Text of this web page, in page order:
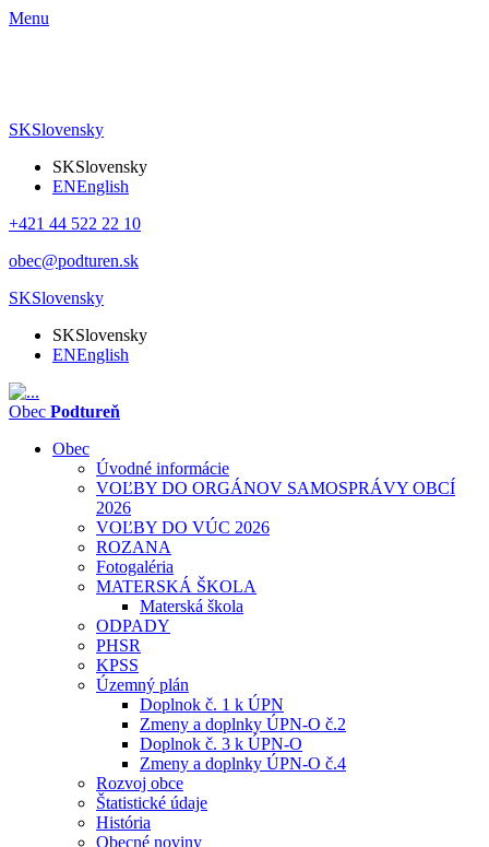
Menu
SKSlovensky
SKSlovensky
ENEnglish
+421 44 522 22 10
obec@podturen.sk
SKSlovensky
SKSlovensky
ENEnglish
Obec Podtureň
Obec
Úvodné informácie
VOĽBY DO ORGÁNOV SAMOSPRÁVY OBCÍ
2026
VOĽBY DO VÚC 2026
ROZANA
Fotogaléria
MATERSKÁ ŠKOLA
Materská škola
ODPADY
PHSR
KPSS
Územný plán
Doplnok č. 1 k ÚPN
Zmeny a doplnky ÚPN-O č.2
Doplnok č. 3 k ÚPN-O
Zmeny a doplnky ÚPN-O č.4
Rozvoj obce
Štatistické údaje
História
Obecné noviny